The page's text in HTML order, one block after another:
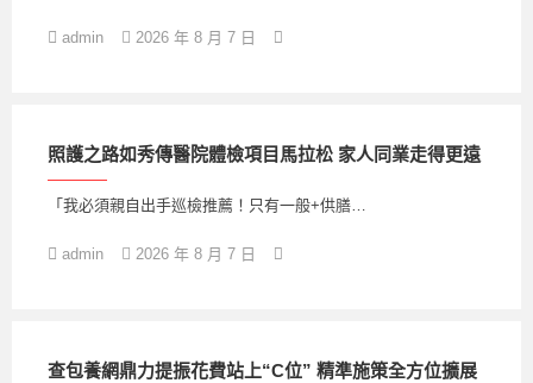
admin 2026 年 8 月 7 日
照護之路如秀傳醫院體檢項目馬拉松 家人同業走得更遠
「我必須親自出手巡檢推薦！只有一般+供膳…
admin 2026 年 8 月 7 日
查包養網鼎力提振花費站上“C位” 精準施策全方位擴展